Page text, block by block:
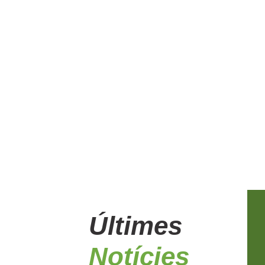
Últimes
Notícies